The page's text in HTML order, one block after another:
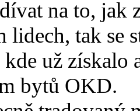
na to, jak
lidech, tak se
kde už
bytů OKD.